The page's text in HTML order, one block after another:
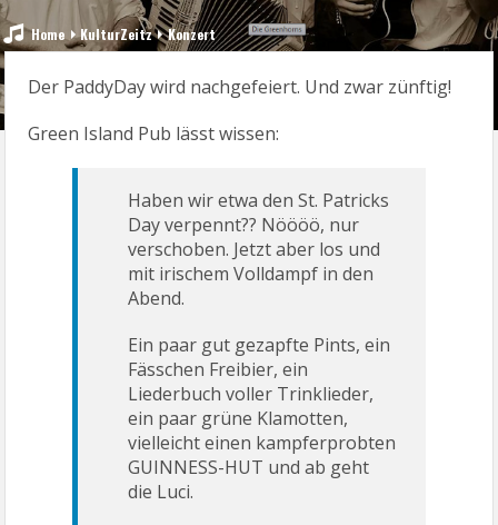
Home KulturZeitz Konzert
Der PaddyDay wird nachgefeiert. Und zwar zünftig!
Green Island Pub lässt wissen:
Haben wir etwa den St. Patricks
Day verpennt?? Nöööö, nur
verschoben. Jetzt aber los und
mit irischem Volldampf in den
Abend.
Ein paar gut gezapfte Pints, ein
Fässchen Freibier, ein
Liederbuch voller Trinklieder,
ein paar grüne Klamotten,
vielleicht einen kampferprobten
GUINNESS-HUT und ab geht
die Luci.